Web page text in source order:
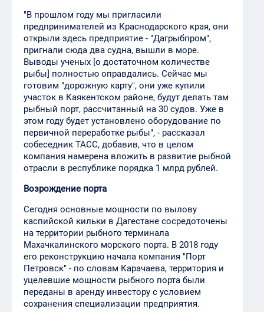
"В прошлом году мы пригласили
предпринимателей из Краснодарского края, они
открыли здесь предприятие - "Дагрыбпром",
пригнали сюда два судна, вышли в море.
Выводы ученых [о достаточном количестве
рыбы] полностью оправдались. Сейчас мы
готовим "дорожную карту", они уже купили
участок в Каякентском районе, будут делать там
рыбный порт, рассчитанный на 30 судов. Уже в
этом году будет установлено оборудование по
первичной переработке рыбы", - рассказал
собеседник ТАСС, добавив, что в целом
компания намерена вложить в развитие рыбной
отрасли в республике порядка 1 млрд рублей.
Возрождение порта
Сегодня основные мощности по вылову
каспийской кильки в Дагестане сосредоточены
на территории рыбного терминала
Махачкалинского морского порта. В 2018 году
его реконструкцию начала компания "Порт
Петровск" - по словам Карачаева, территория и
уцелевшие мощности рыбного порта были
переданы в аренду инвестору с условием
сохранения специализации предприятия.